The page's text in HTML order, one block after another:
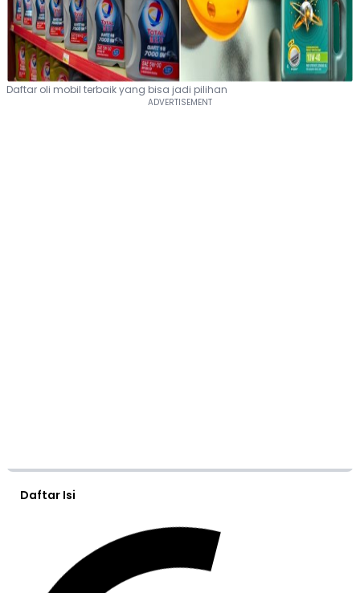
Daftar oli mobil terbaik yang bisa jadi pilihan
Daftar Isi